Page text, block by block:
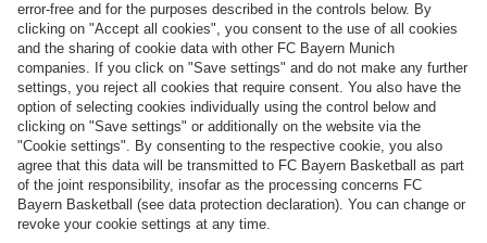
Pagamento e consegna
FC Bayern Store App